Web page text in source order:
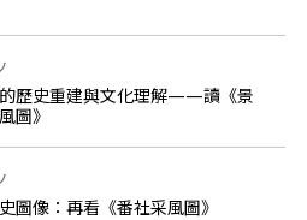
歷史重建與文化理解——讀《景
圖》
圖像：再看《番社采風圖》